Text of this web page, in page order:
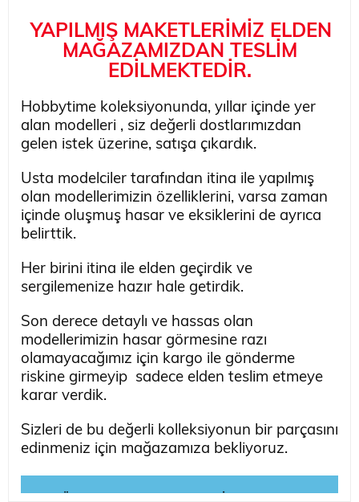
YAPILMIŞ MAKETLERİMİZ ELDEN
MAĞAZAMIZDAN TESLİM
EDİLMEKTEDİR.
Hobbytime koleksiyonunda, yıllar içinde yer
alan modelleri , siz değerli dostlarımızdan
gelen istek üzerine, satışa çıkardık.
Usta modelciler tarafından itina ile yapılmış
olan modellerimizin özelliklerini, varsa zaman
içinde oluşmuş hasar ve eksiklerini de ayrıca
belirttik.
Her birini itina ile elden geçirdik ve
sergilemenize hazır hale getirdik.
Son derece detaylı ve hassas olan
modellerimizin hasar görmesine razı
olamayacağımız için kargo ile gönderme
riskine girmeyip sadece elden teslim etmeye
karar verdik.
Sizleri de bu değerli kolleksiyonun bir parçasını
edinmeniz için mağazamıza bekliyoruz.